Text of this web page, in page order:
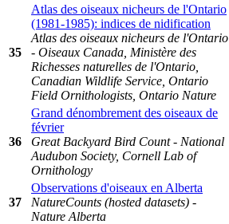
35
Atlas des oiseaux nicheurs de l'Ontario
(1981-1985): indices de nidification
Atlas des oiseaux nicheurs de l'Ontario
- Oiseaux Canada, Ministère des
Richesses naturelles de l'Ontario,
Canadian Wildlife Service, Ontario
Field Ornithologists, Ontario Nature
36
Grand dénombrement des oiseaux de
février
Great Backyard Bird Count - National
Audubon Society, Cornell Lab of
Ornithology
37
Observations d'oiseaux en Alberta
NatureCounts (hosted datasets) -
Nature Alberta